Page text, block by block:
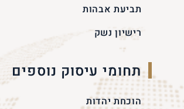
תביעת אבהות
רישיון נשק
תחומי עיסוק נוספים
הוכחת יהדות